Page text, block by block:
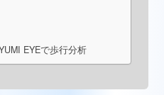
EYEで歩行分析